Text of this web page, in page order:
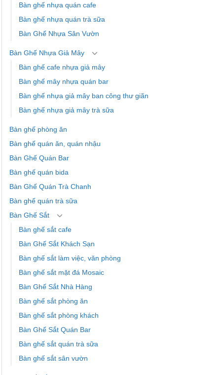
Bàn ghế nhựa quán cafe
Bàn ghế nhựa quán trà sữa
Bàn Ghế Nhựa Sân Vườn
Bàn Ghế Nhựa Giả Mây
Bàn ghế cafe nhựa giả mây
Bàn ghế mây nhựa quán bar
Bàn ghế nhựa giả mây ban công thư giãn
Bàn ghế nhựa giả mây trà sữa
Bàn ghế phòng ăn
Bàn ghế quán ăn, quán nhậu
Bàn Ghế Quán Bar
Bàn ghế quán bida
Bàn Ghế Quán Trà Chanh
Bàn ghế quán trà sữa
Bàn Ghế Sắt
Bàn ghế sắt cafe
Bàn Ghế Sắt Khách Sạn
Bàn ghế sắt làm việc, văn phòng
Bàn ghế sắt mặt đá Mosaic
Bàn Ghế Sắt Nhà Hàng
Bàn ghế sắt phòng ăn
Bàn ghế sắt phòng khách
Bàn Ghế Sắt Quán Bar
Bàn ghế sắt quán trà sữa
Bàn ghế sắt sân vườn